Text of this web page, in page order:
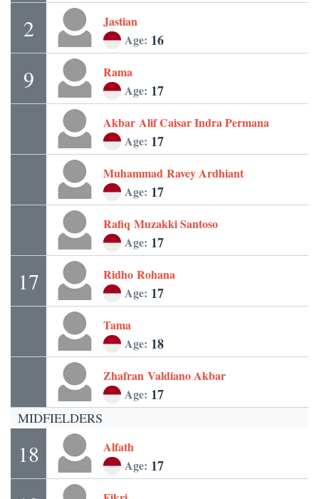
2
Jastian
Age: 16
9
Rama
Age: 17
Akbar Alif Caisar Indra Permana
Age: 17
Muhammad Ravey Ardhiant
Age: 17
Rafiq Muzakki Santoso
Age: 17
17 Ridho Rohana
Age: 17
Tama
Age: 18
Zhafran Valdiano Akbar
Age: 17
MIDFIELDERS
18
Alfath
Age: 17